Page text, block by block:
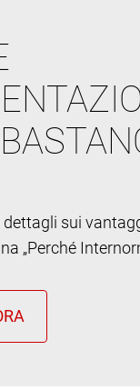
sui
„Perché